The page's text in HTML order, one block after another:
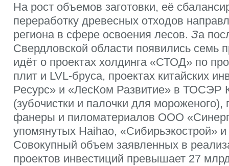
На рост объемов заготовки, её
переработку древесных отходов
региона в сфере освоения лесов. За
Свердловской области появились семь
идёт о проектах холдинга «СТОД» по
плит и LVL-бруса, проектах китайских
Ресурс» и «ЛесКом Развитие» в ТОСЭР
(зубочистки и палочки для мороженого),
фанеры и пиломатериалов ООО
упомянутых Haihao, «Сибирьэкострой»
Совокупный объем заявленных в
проектов инвестиций превышает 27